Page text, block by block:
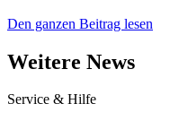
Den ganzen Beitrag lesen
Weitere News
Service & Hilfe